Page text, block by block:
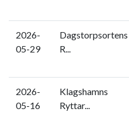
2026-
05-29
Dagstorpsortens
R...
2026-
05-16
Klagshamns
Ryttar...